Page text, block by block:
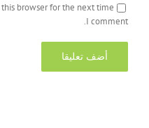
browser for the next time
I comment.